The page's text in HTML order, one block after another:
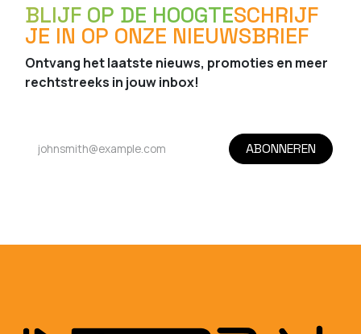
BLIJF OP DE HOOGTESCHRIJF
JE IN OP ONZE NIEUWSBRIEF
Ontvang het laatste nieuws, promoties en meer
rechtstreeks in jouw inbox!
ABONNEREN